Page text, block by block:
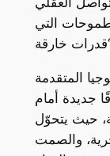
التي
المتقدمة
جديدة أمام
حيث يتحوّل
والصمت